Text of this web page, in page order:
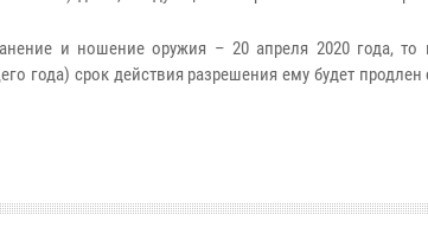
и ношение оружия – 20 апреля 2020 года, то
года) срок действия разрешения ему будет продлен